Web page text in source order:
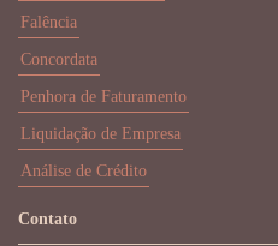
Falência
Concordata
Penhora de Faturamento
Liquidação de Empresa
Análise de Crédito
Contato